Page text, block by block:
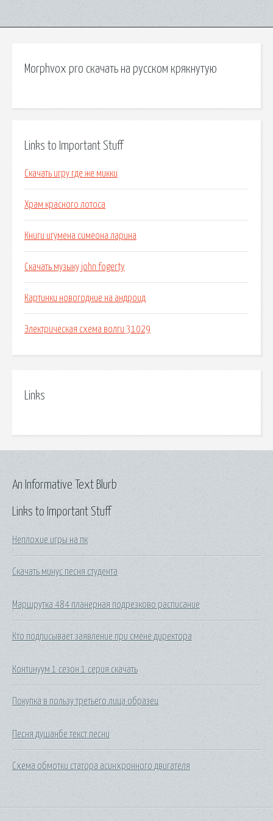
Morphvox pro скачать на русском крякнутую
Links to Important Stuff
Скачать игру где же микки
Храм красного лотоса
Книги игумена симеона ларина
Скачать музыку john fogerty
Картинки новогодние на андроид
Электрическая схема волги 31029
Links
Links to Important Stuff
Неплохие игры на пк
Скачать минус песня студента
Маршрутка 484 планерная подрезково расписание
Кто подписывает заявление при смене директора
Континуум 1 сезон 1 серия скачать
Покупка в пользу третьего лица образец
Песня душанбе текст песни
Схема обмотки статора асинхронного двигателя
An Informative Text Blurb